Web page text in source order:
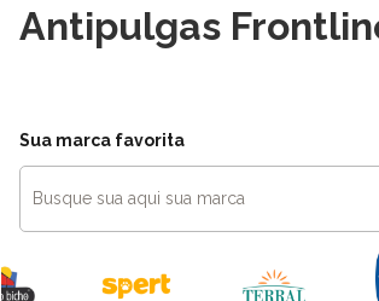
Antipulgas
Sua marca favorita